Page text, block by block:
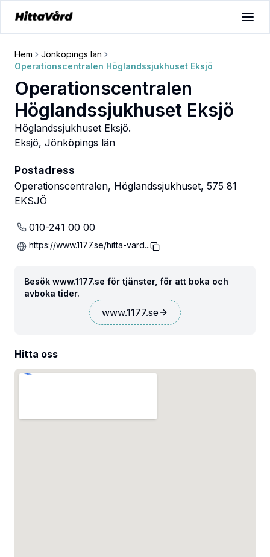
Hem
Jönköpings län
Operationscentralen Höglandssjukhuset Eksjö
Operationscentralen
Höglandssjukhuset Eksjö
Höglandssjukhuset Eksjö.
Eksjö, Jönköpings län
Postadress
Operationscentralen, Höglandssjukhuset, 575 81
EKSJÖ
010-241 00 00
https://www.1177.se/hitta-vard...
Besök www.1177.se för tjänster, för att boka och
avboka tider.
www.1177.se
Hitta oss